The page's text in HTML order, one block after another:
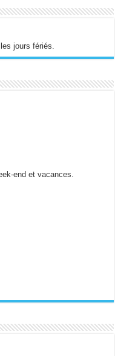
jours fériés.
end et vacances.